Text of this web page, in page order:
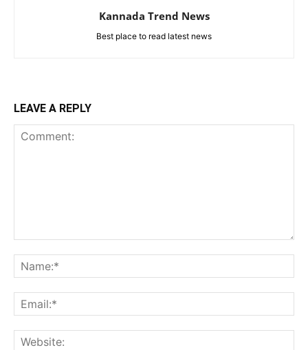
Kannada Trend News
Best place to read latest news
LEAVE A REPLY